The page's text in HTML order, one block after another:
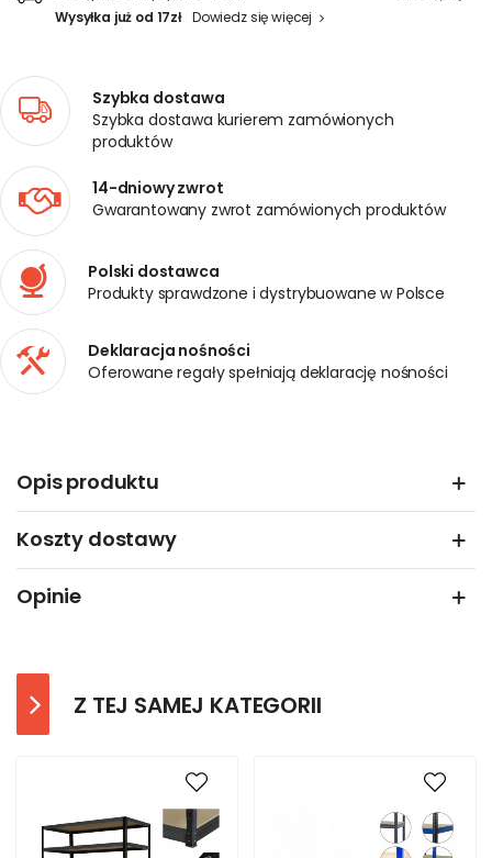
Wysyłka już od 17zł Dowiedz się więcej
Szybka dostawa
Szybka dostawa kurierem zamówionych
produktów
14-dniowy zwrot
Gwarantowany zwrot zamówionych produktów
Polski dostawca
Produkty sprawdzone i dystrybuowane w Polsce
Deklaracja nośności
Oferowane regały spełniają deklarację nośności
Opis produktu
Koszty dostawy
Opinie
Z TEJ SAMEJ KATEGORII